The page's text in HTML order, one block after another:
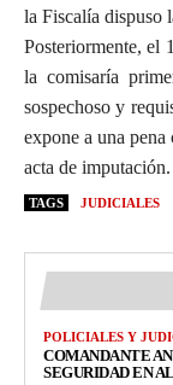
la Fiscalía dispuso
Posteriormente, el
la comisaría
sospechoso y
expone a una pena
acta de imputación.
TAGS JUDICIALES
POLICIALES Y
COMANDANTE
SEGURIDAD EN